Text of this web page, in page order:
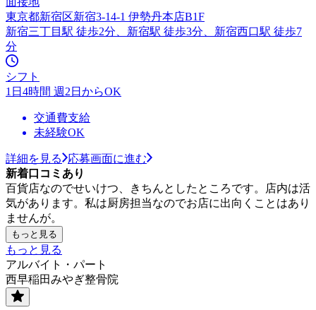
東京都新宿区新宿3-14-1 伊勢丹本店B1F
新宿三丁目駅 徒歩2分、新宿駅 徒歩3分、新宿西口駅 徒歩7
分
シフト
1日4時間 週2日からOK
交通費支給
未経験OK
詳細を見る
応募画面に進む
新着口コミあり
百貨店なのでせいけつ、きちんとしたところです。店内は活
気があります。私は厨房担当なのでお店に出向くことはあり
ませんが。
もっと見る
もっと見る
アルバイト・パート
西早稲田みやぎ整骨院